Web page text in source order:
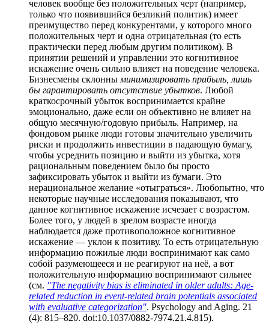
человек вообще без положительных черт (например,
только что появившийся безликий политик) имеет
преимущество перед конкурентами, у которого много
положительных черт и одна отрицательная (то есть
практически перед любым другим политиком). В
принятии решений и управлении это когнитивное
искажение очень сильно влияет на поведение человека.
Бизнесмены склонны минимизировать прибыль, лишь
бы гарантировать отсутствие убытков. Любой
краткосрочный убыток воспринимается крайне
эмоционально, даже если он объективно не влияет на
общую месячную/годовую прибыль. Например, на
фондовом рынке люди готовы значительно увеличить
риски и продолжить инвестиции в падающую бумагу,
чтобы усреднить позицию и выйти из убытка, хотя
рациональным поведением было бы просто
зафиксировать убыток и выйти из бумаги. Это
нерациональное желание «отыграться». Любопытно, что
некоторые научные исследования показывают, что
данное когнитивное искажение исчезает с возрастом.
Более того, у людей в зрелом возрасте иногда
наблюдается даже противоположное когнитивное
искажение — уклон к позитиву. То есть отрицательную
информацию пожилые люди воспринимают как само
собой разумеющееся и не реагируют на неё, а вот
положительную информацию воспринимают сильнее
(см. "The negativity bias is eliminated in older adults: Age-
related reduction in event-related brain potentials associated
with evaluative categorization". Psychology and Aging. 21
(4): 815–820. doi:10.1037/0882-7974.21.4.815).